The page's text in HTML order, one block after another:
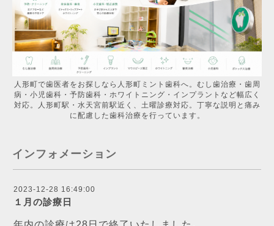
人形町で歯医者をお探しなら人形町ミント歯科へ。むし歯治療・歯周
病・小児歯科・予防歯科・ホワイトニング・インプラントなど幅広く
対応。人形町駅・水天宮前駅近く、土曜診療対応。丁寧な説明と痛み
に配慮した歯科治療を行っています。
インフォメーション
2023-12-28 16:49:00
１月の診療日